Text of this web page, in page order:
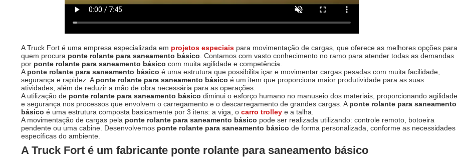
A Truck Fort é uma empresa especializada em projetos especiais para movimentação de cargas, que oferece as melhores opções para
quem procura ponte rolante para saneamento básico . Contamos com vasto conhecimento no ramo para atender todas as demandas
por ponte rolante para saneamento básico com muita agilidade e competência.
A ponte rolante para saneamento básico é uma estrutura que possibilita içar e movimentar cargas pesadas com muita facilidade,
segurança e rapidez. A ponte rolante para saneamento básico é um item que proporciona maior produtividade para as suas
atividades, além de reduzir a mão de obra necessária para as operações.
A utilização de ponte rolante para saneamento básico diminui o esforço humano no manuseio dos materiais, proporcionando agilidade
e segurança nos processos que envolvem o carregamento e o descarregamento de grandes cargas. A ponte rolante para saneamento
básico é uma estrutura composta basicamente por 3 itens: a viga, o carro trolley e a talha.
A movimentação de cargas pela ponte rolante para saneamento básico pode ser realizada utilizando: controle remoto, botoeira
pendente ou uma cabine. Desenvolvemos ponte rolante para saneamento básico de forma personalizada, conforme as necessidades
específicas do ambiente.
A Truck Fort é um fabricante ponte rolante para saneamento básico